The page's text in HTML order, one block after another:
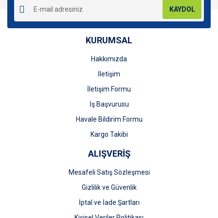
KAYDOL
KURUMSAL
Hakkımızda
İletişim
İletişim Formu
İş Başvurusu
Havale Bildirim Formu
Kargo Takibi
ALIŞVERİŞ
Mesafeli Satış Sözleşmesi
Gizlilik ve Güvenlik
İptal ve İade Şartları